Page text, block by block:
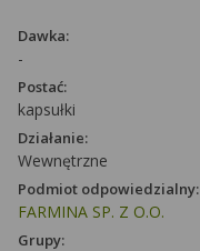
Dawka:
-
Postać:
kapsułki
Działanie:
Wewnętrzne
Podmiot odpowiedzialny:
FARMINA SP. Z O.O.
Grupy: